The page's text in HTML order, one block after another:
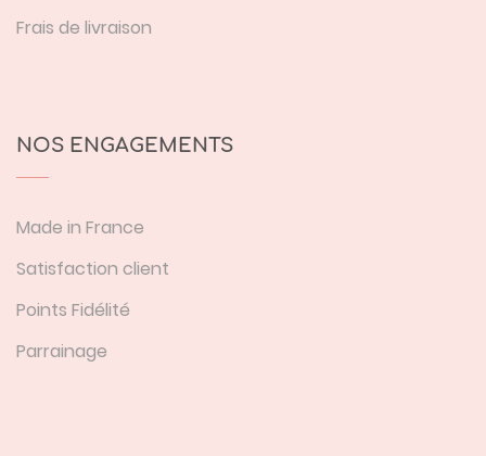
Frais de livraison
NOS ENGAGEMENTS
Made in France
Satisfaction client
Points Fidélité
Parrainage